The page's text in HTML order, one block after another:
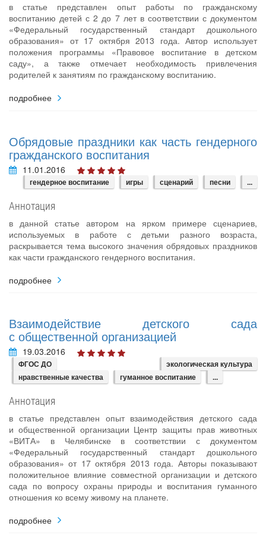
в статье представлен опыт работы по гражданскому
воспитанию детей с 2 до 7 лет в соответствии с документом
«Федеральный государственный стандарт дошкольного
образования» от 17 октября 2013 года. Автор использует
положения программы «Правовое воспитание в детском
саду», а также отмечает необходимость привлечения
родителей к занятиям по гражданскому воспитанию.
подробнее
Обрядовые праздники как часть гендерного
гражданского воспитания
11.01.2016
гендерное воспитание игры сценарий песни ...
Аннотация
в данной статье автором на ярком примере сценариев,
используемых в работе с детьми разного возраста,
раскрывается тема высокого значения обрядовых праздников
как части гражданского гендерного воспитания.
подробнее
Взаимодействие детского сада
с общественной организацией
19.03.2016
ФГОС ДО
экологическая культура
нравственные качества
гуманное воспитание ...
Аннотация
в статье представлен опыт взаимодействия детского сада
и общественной организации Центр защиты прав животных
«ВИТА» в Челябинске в соответствии с документом
«Федеральный государственный стандарт дошкольного
образования» от 17 октября 2013 года. Авторы показывают
положительное влияние совместной организации и детского
сада по вопросу охраны природы и воспитания гуманного
отношения ко всему живому на планете.
подробнее